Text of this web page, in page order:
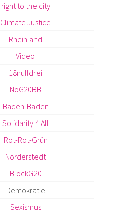
right to the city
Climate Justice
Rheinland
Video
18nulldrei
NoG20BB
Baden-Baden
Solidarity 4 All
Rot-Rot-Grün
Norderstedt
BlockG20
Demokratie
Sexismus